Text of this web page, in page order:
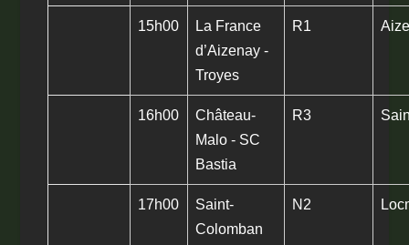
15h00
La France
d’Aizenay -
Troyes
R1
16h00
Château-
Malo - SC
Bastia
R3
17h00
Saint-
Colomban
N2